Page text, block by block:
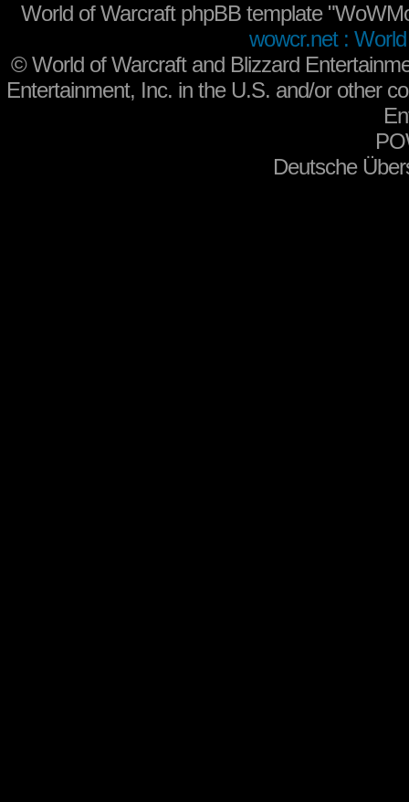
World of Warcraft phpBB template
wowcr.net :
©World of Warcraft and Blizzard
Entertainment, Inc. in the U.S. and/or other
Deutsche